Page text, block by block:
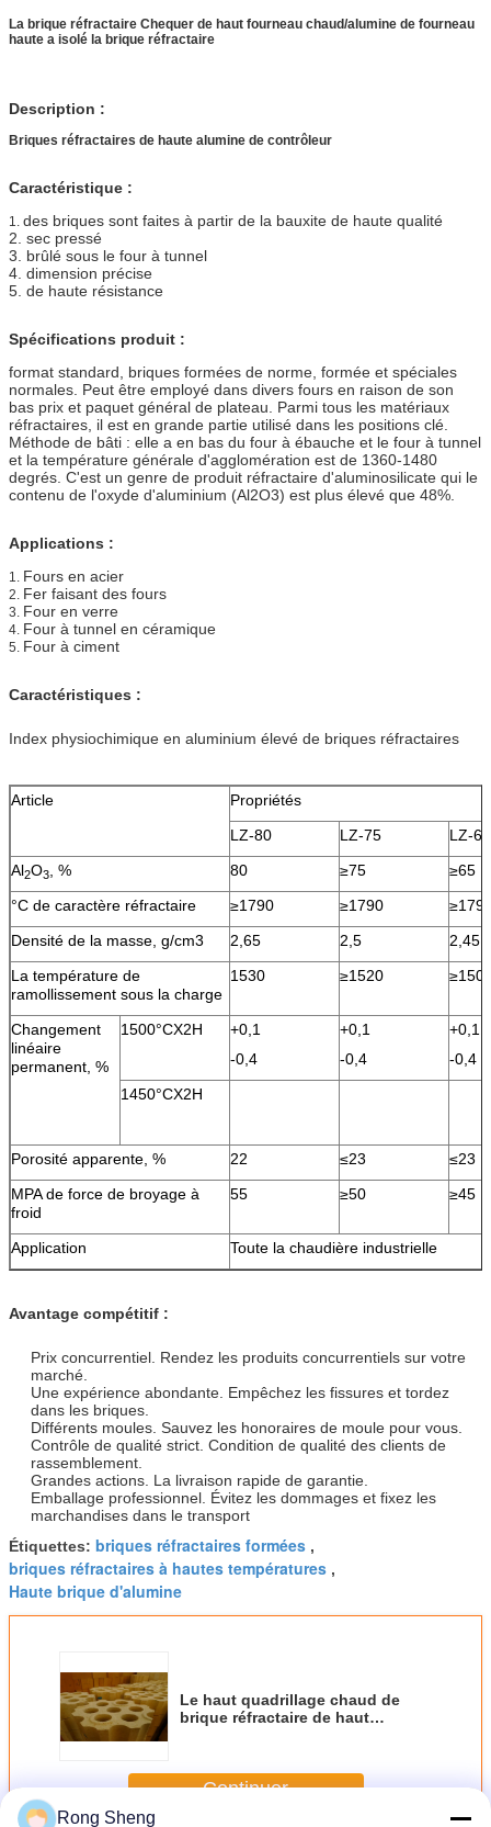
La brique réfractaire Chequer de haut fourneau chaud/alumine de fourneau
haute a isolé la brique réfractaire
Description :
Briques réfractaires de haute alumine de contrôleur
Caractéristique :
1. des briques sont faites à partir de la bauxite de haute qualité
2. sec pressé
3. brûlé sous le four à tunnel
4. dimension précise
5. de haute résistance
Spécifications produit :
format standard, briques formées de norme, formée et spéciales
normales. Peut être employé dans divers fours en raison de son
bas prix et paquet général de plateau. Parmi tous les matériaux
réfractaires, il est en grande partie utilisé dans les positions clé.
Méthode de bâti : elle a en bas du four à ébauche et le four à tunnel
et la température générale d'agglomération est de 1360-1480
degrés. C'est un genre de produit réfractaire d'aluminosilicate qui le
contenu de l'oxyde d'aluminium (Al2O3) est plus élevé que 48%.
Applications :
1. Fours en acier
2. Fer faisant des fours
3. Four en verre
4. Four à tunnel en céramique
5. Four à ciment
Caractéristiques :
Index physiochimique en aluminium élevé de briques réfractaires
Article
Propriétés
LZ-80
LZ-75
LZ-65
Al2O3 , % 80 ≥75
≥65
°C de caractère réfractaire
≥1790 ≥1790
Densité de la masse, g/cm3
2,65 2,5
2,45
La température de
ramollissement sous la charge
1530 ≥1520
Changement
linéaire
permanent, %
1500°CX2H
+0,1
-0,4
+0,1
-0,4
+0,1
-0,4
1450°CX2H
Porosité apparente, % 22 ≤23
≤23
MPA de force de broyage à
froid
55 ≥50 ≥45
Application Toute la chaudière industrielle
Avantage compétitif :
Prix concurrentiel. Rendez les produits concurrentiels sur votre
marché.
Une expérience abondante. Empêchez les fissures et tordez
dans les briques.
Différents moules. Sauvez les honoraires de moule pour vous.
Contrôle de qualité strict. Condition de qualité des clients de
rassemblement.
Grandes actions. La livraison rapide de garantie.
Emballage professionnel. Évitez les dommages et fixez les
marchandises dans le transport
Étiquettes: briques réfractaires formées ,
briques réfractaires à hautes températures ,
Haute brique d'alumine
Le haut quadrillage chaud de
brique réfractaire de haut
Continuer
Rong Sheng